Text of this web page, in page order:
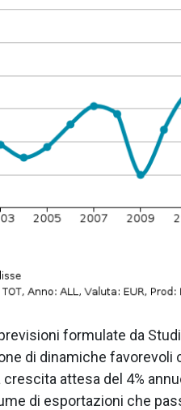
formulate da
di dinamiche favorevoli
attesa del 4%
di esportazioni che